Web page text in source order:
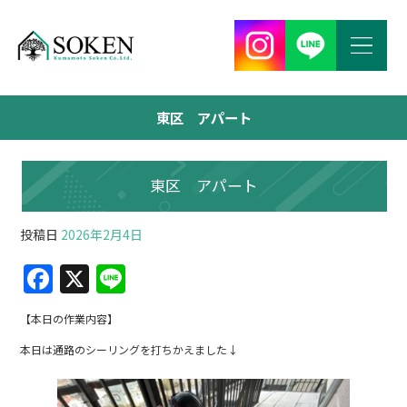
東区 アパート
東区 アパート
投稿日 2026年2月4日
F
a
c
e
b
X
e
【本日の作業内容】
本日は通路のシーリングを打ちかえました↓